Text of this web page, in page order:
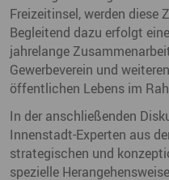
Freizeitinsel, werden diese
Begleitend dazu erfolgt
jahrelange
Gewerbeverein und
öffentlichen Lebens im
In der anschließenden
Innenstadt-Experten aus
strategischen und
spezielle